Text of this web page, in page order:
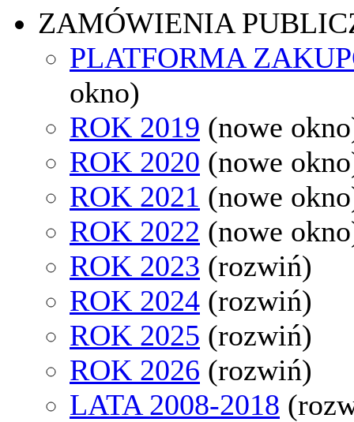
ZAMÓWIENIA
PLATFORMA
okno)
ROK 2019 (nowe
ROK 2020 (nowe
ROK 2021 (nowe
ROK 2022 (nowe
ROK 2023 (rozwiń)
ROK 2024 (rozwiń)
ROK 2025 (rozwiń)
ROK 2026 (rozwiń)
LATA 2008-2018